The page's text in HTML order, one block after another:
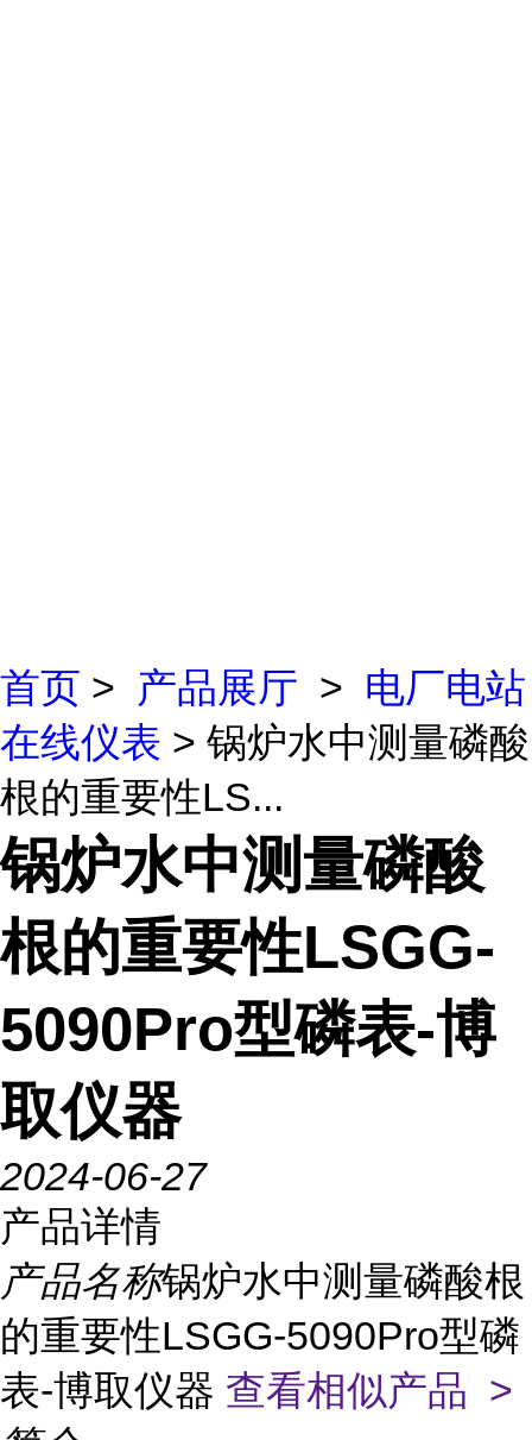
首页 > 产品展厅 > 电厂电站
在线仪表 > 锅炉水中测量磷酸
根的重要性LS...
锅炉水中测量磷酸
根的重要性LSGG-
5090Pro型磷表-博
取仪器
2024-06-27
产品详情
产品名称锅炉水中测量磷酸根
的重要性LSGG-5090Pro型磷
表-博取仪器 查看相似产品 >